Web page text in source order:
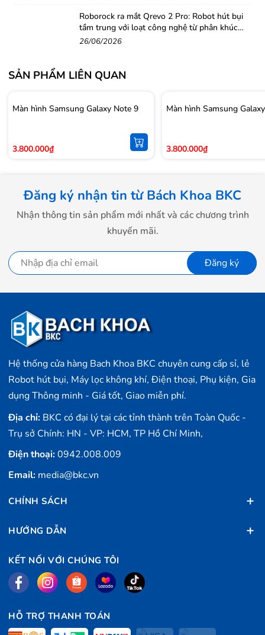
Roborock ra mắt Qrevo 2 Pro: Robot hút bụi
tầm trung với loạt công nghệ từ phân khúc
cao cấp
26/06/2026
SẢN PHẨM LIÊN QUAN
Màn hình Samsung Galaxy Note 9
3.800.000₫
Màn hình Samsung
3.800.000₫
Đăng ký nhận tin từ Bách Khoa BKC
Nhận thông tin sản phẩm mới nhất và các chương trình
khuyến mãi.
Đăng ký
Hệ thống cửa hàng Bach Khoa BKC chuyên cung cấp sỉ, lẻ
Robot hút bụi, Máy lọc không khí, Điện thoại, Phụ kiện, Gia
dụng Thông minh - Giá tốt, Giao miễn phí.
Địa chỉ: BKC có đại lý tại các tỉnh thành trên Toàn Quốc -
Trụ sở Chính: HN - VP: HCM, TP Hồ Chí Minh,
Điện thoại:0942.008.009
Email: media@bkc.vn
CHÍNH SÁCH
HƯỚNG DẪN
KẾT NỐI VỚI CHÚNG TÔI
HỖ TRỢ THANH TOÁN